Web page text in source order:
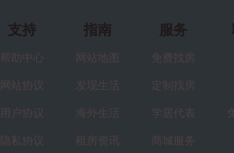
支持
帮助中心
网站协议
用户协议
隐私协议
指南
网站地图
发现生活
海外生活
租房资讯
服务
免费找房
定制找房
学居代表
商城服务